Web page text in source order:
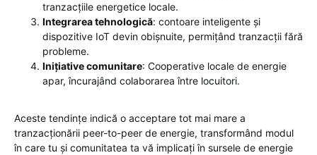
tranzacțiile energetice locale.
Integrarea tehnologică: contoare inteligente și
dispozitive IoT devin obișnuite, permițând tranzacții fără
probleme.
Inițiative comunitare: Cooperative locale de energie
apar, încurajând colaborarea între locuitori.
Aceste tendințe indică o acceptare tot mai mare a
tranzacționării peer-to-peer de energie, transformând modul
în care tu și comunitatea ta vă implicați în sursele de energie